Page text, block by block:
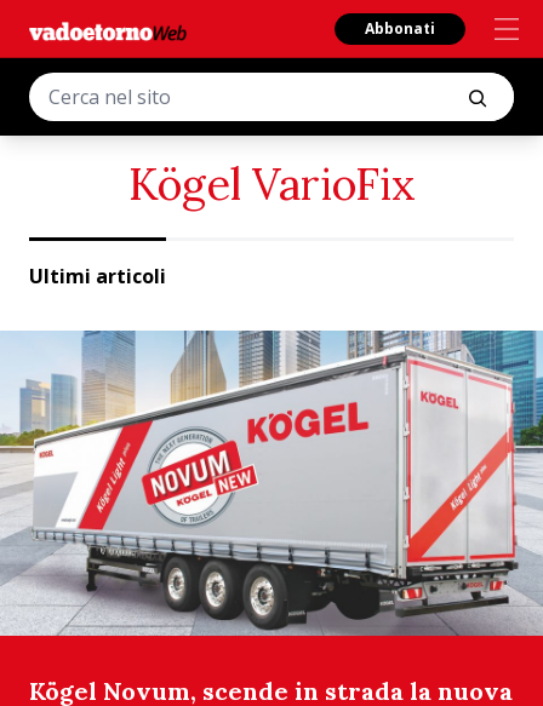
Abbonati
Kögel VarioFix
Ultimi articoli
Kögel Novum, scende in strada la nuova